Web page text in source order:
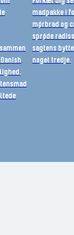
madpakke i
mørbrad og
sprøde
sagtens
noget tredje.